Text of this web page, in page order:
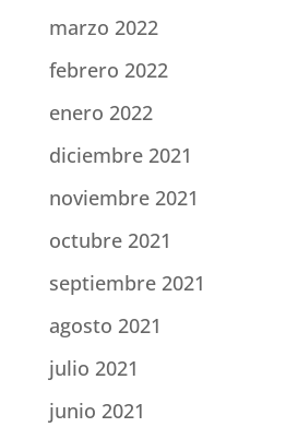
marzo 2022
febrero 2022
enero 2022
diciembre 2021
noviembre 2021
octubre 2021
septiembre 2021
agosto 2021
julio 2021
junio 2021